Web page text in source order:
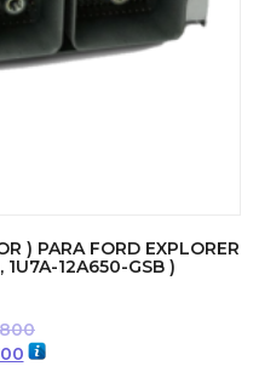
) PARA FORD EXPLORER
12A650-GSB )
El